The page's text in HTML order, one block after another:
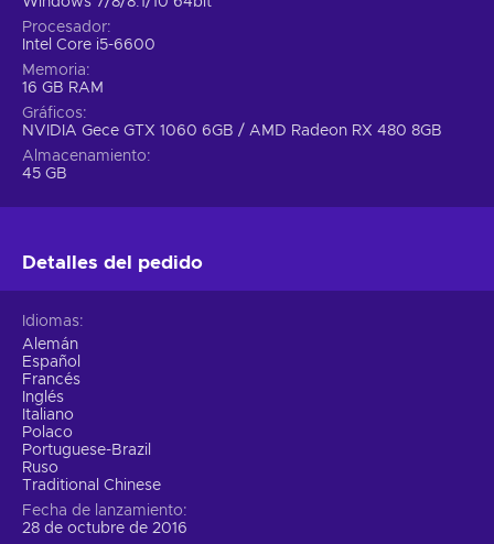
Al comprar la clave de Titanfall 2 en Eneba disfrutaras de
Procesador
Intel Core i5-6600
Memoria
16 GB RAM
Gráficos
NVIDIA Gece GTX 1060 6GB / AMD Radeon RX 480 8GB
Almacenamiento
45 GB
Detalles del pedido
Idiomas
Alemán
Español
Francés
Inglés
Italiano
Polaco
Portuguese-Brazil
Ruso
Traditional Chinese
Fecha de lanzamiento
28 de octubre de 2016